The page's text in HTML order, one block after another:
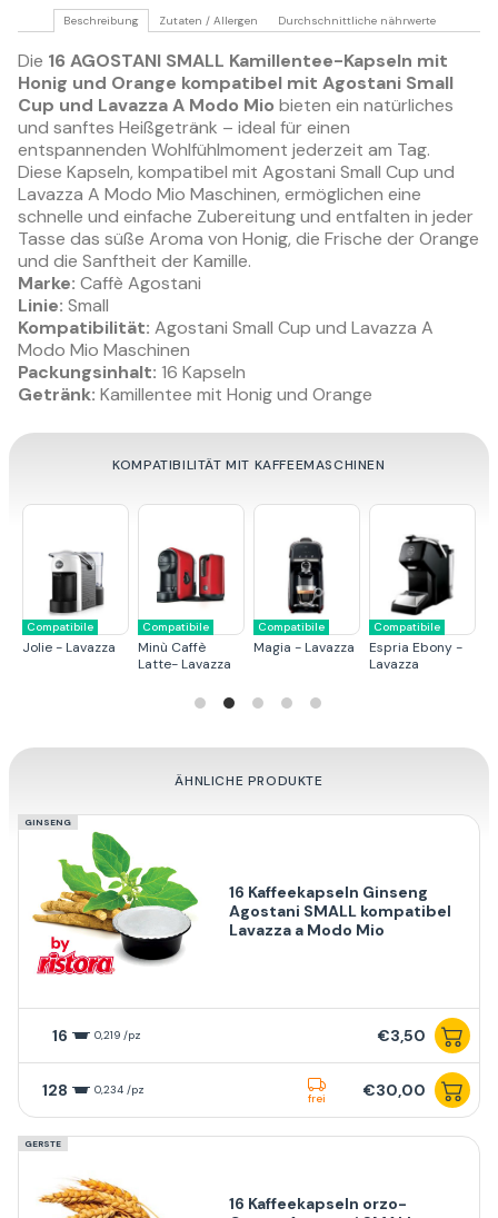
Beschreibung Zutaten / Allergen Durchschnittliche nährwerte
Die 16 AGOSTANI SMALL Kamillentee-Kapseln mit
Honig und Orange kompatibel mit Agostani Small
Cup und Lavazza A Modo Mio bieten ein natürliches
und sanftes Heißgetränk – ideal für einen
entspannenden Wohlfühlmoment jederzeit am Tag.
Diese Kapseln, kompatibel mit Agostani Small Cup und
Lavazza A Modo Mio Maschinen, ermöglichen eine
schnelle und einfache Zubereitung und entfalten in jeder
Tasse das süße Aroma von Honig, die Frische der Orange
und die Sanftheit der Kamille.
Marke: Caffè Agostani
Linie: Small
Kompatibilität: Agostani Small Cup und Lavazza A
Modo Mio Maschinen
Packungsinhalt: 16 Kapseln
Getränk: Kamillentee mit Honig und Orange
KOMPATIBILITÄT MIT KAFFEEMASCHINEN
Compatibile
Jolie - Lavazza
Compatibile
Minù Caffè
Latte- Lavazza
Compatibile
Magia - Lavazza
Compatibile
Espria Ebony -
Lavazza
ÄHNLICHE PRODUKTE
GINSENG
16 Kaffeekapseln Ginseng
Agostani SMALL kompatibel
Lavazza a Modo Mio
16 0,219 /pz €3,50
128 0,234 /pz
frei €30,00
GERSTE
16 Kaffeekapseln orzo-